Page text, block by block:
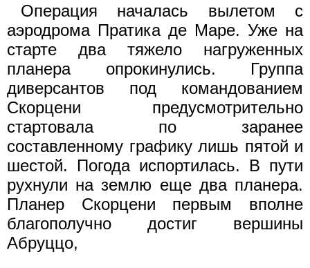
Операция началась вылетом с
аэродрома Пратика де Маре. Уже на
старте два тяжело нагруженных
планера опрокинулись. Группа
диверсантов под командованием
Скорцени предусмотрительно
стартовала по заранее
составленному графику лишь пятой и
шестой. Погода испортилась. В пути
рухнули на землю еще два планера.
Планер Скорцени первым вполне
благополучно достиг вершины
Абруццо,